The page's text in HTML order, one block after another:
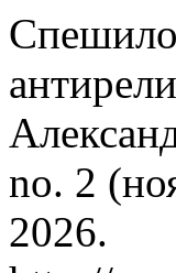
no. 2
2026.